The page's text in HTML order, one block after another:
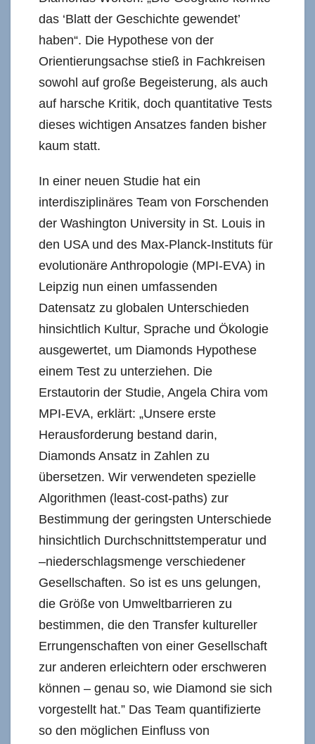
das ‘Blatt der Geschichte gewendet’
haben“. Die Hypothese von der
Orientierungsachse stieß in Fachkreisen
sowohl auf große Begeisterung, als auch
auf harsche Kritik, doch quantitative Tests
dieses wichtigen Ansatzes fanden bisher
kaum statt.
In einer neuen Studie hat ein
interdisziplinäres Team von Forschenden
der Washington University in St. Louis in
den USA und des Max-Planck-Instituts für
evolutionäre Anthropologie (MPI-EVA) in
Leipzig nun einen umfassenden
Datensatz zu globalen Unterschieden
hinsichtlich Kultur, Sprache und Ökologie
ausgewertet, um Diamonds Hypothese
einem Test zu unterziehen. Die
Erstautorin der Studie, Angela Chira vom
MPI-EVA, erklärt: „Unsere erste
Herausforderung bestand darin,
Diamonds Ansatz in Zahlen zu
übersetzen. Wir verwendeten spezielle
Algorithmen (least-cost-paths) zur
Bestimmung der geringsten Unterschiede
hinsichtlich Durchschnittstemperatur und
–niederschlagsmenge verschiedener
Gesellschaften. So ist es uns gelungen,
die Größe von Umweltbarrieren zu
bestimmen, die den Transfer kultureller
Errungenschaften von einer Gesellschaft
zur anderen erleichtern oder erschweren
können – genau so, wie Diamond sie sich
vorgestellt hat.” Das Team quantifizierte
so den möglichen Einfluss von